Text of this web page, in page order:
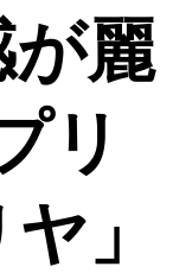
麗
リ
」